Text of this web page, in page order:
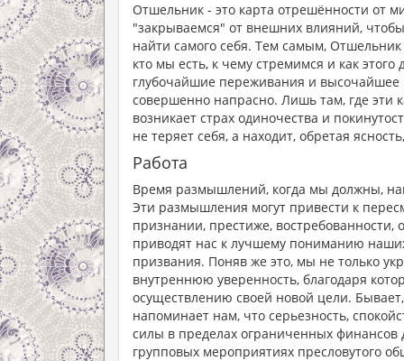
Отшельник - это карта отрешённости от
"закрываемся" от внешних влияний,
найти самого себя. Тем самым,
кто мы есть, к чему стремимся и как
глубочайшие переживания и
совершенно напрасно. Лишь там, где эти
возникает страх одиночества и
не теряет себя, а находит, обретая
Работа
Время размышлений, когда мы должны,
Эти размышления могут привести к
признании, престиже,
приводят нас к лучшему пониманию
призвания. Поняв же это, мы не только
внутреннюю уверенность, благодаря
осуществлению своей новой цели.
напоминает нам, что серьезность,
силы в пределах ограниченных финансов
групповых мероприятиях пресловутого